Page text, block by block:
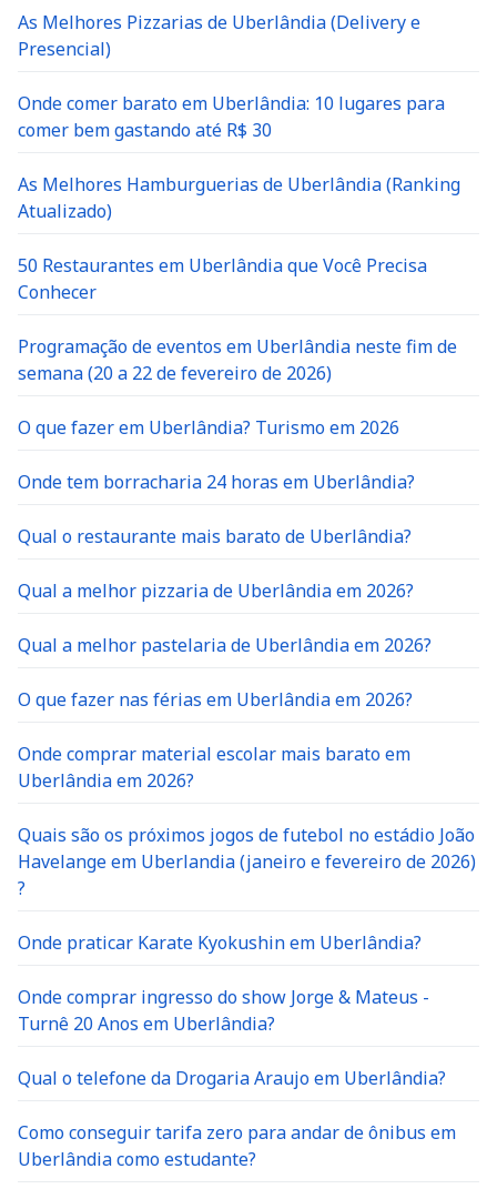
As Melhores Pizzarias de Uberlândia (Delivery e
Presencial)
Onde comer barato em Uberlândia: 10 lugares para
comer bem gastando até R$ 30
As Melhores Hamburguerias de Uberlândia (Ranking
Atualizado)
50 Restaurantes em Uberlândia que Você Precisa
Conhecer
Programação de eventos em Uberlândia neste fim de
semana (20 a 22 de fevereiro de 2026)
O que fazer em Uberlândia? Turismo em 2026
Onde tem borracharia 24 horas em Uberlândia?
Qual o restaurante mais barato de Uberlândia?
Qual a melhor pizzaria de Uberlândia em 2026?
Qual a melhor pastelaria de Uberlândia em 2026?
O que fazer nas férias em Uberlândia em 2026?
Onde comprar material escolar mais barato em
Uberlândia em 2026?
Quais são os próximos jogos de futebol no estádio João
Havelange em Uberlandia (janeiro e fevereiro de 2026)
?
Onde praticar Karate Kyokushin em Uberlândia?
Onde comprar ingresso do show Jorge & Mateus -
Turnê 20 Anos em Uberlândia?
Qual o telefone da Drogaria Araujo em Uberlândia?
Como conseguir tarifa zero para andar de ônibus em
Uberlândia como estudante?